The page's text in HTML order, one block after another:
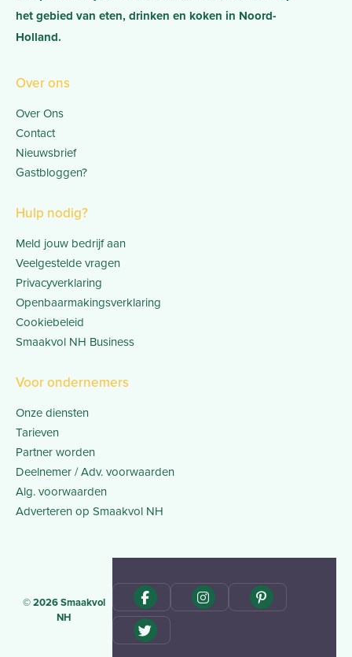
het gebied van eten, drinken en koken in Noord-
Holland.
Over ons
Over Ons
Contact
Nieuwsbrief
Gastbloggen?
Hulp nodig?
Meld jouw bedrijf aan
Veelgestelde vragen
Privacyverklaring
Openbaarmakingsverklaring
Cookiebeleid
Smaakvol NH Business
Voor ondernemers
Onze diensten
Tarieven
Partner worden
Deelnemer / Adv. voorwaarden
Alg. voorwaarden
Adverteren op Smaakvol NH
© 2026 Smaakvol
NH